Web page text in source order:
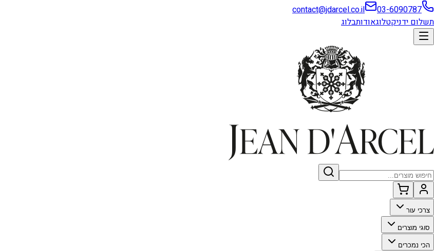
03-6090787
contact@jdarcel.co.il
תשלום ידניקטלוגאודותבלוג
צרכי עור
סוגי מוצרים
הכי נמכרים